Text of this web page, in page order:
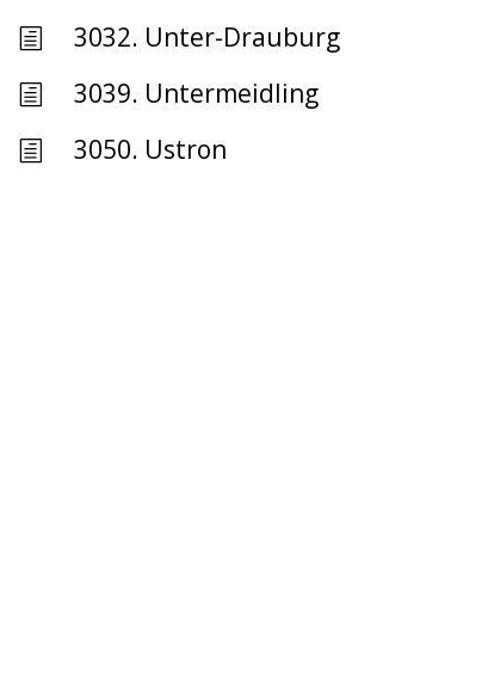
h 3032. Unter-Drauburg
h 3039. Untermeidling
h 3050. Ustron